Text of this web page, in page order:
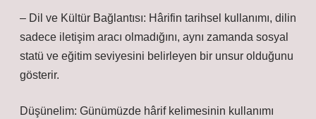
– Dil ve Kültür Bağlantısı: Hârifin tarihsel kullanımı, dilin
sadece iletişim aracı olmadığını, aynı zamanda sosyal
statü ve eğitim seviyesini belirleyen bir unsur olduğunu
gösterir.
Düşünelim: Günümüzde hârif kelimesinin kullanımı